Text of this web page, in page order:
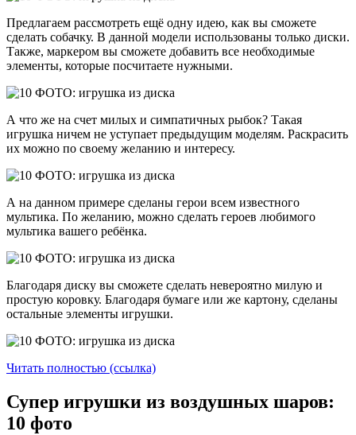
Предлагаем рассмотреть ещё одну идею, как вы сможете
сделать собачку. В данной модели использованы только диски.
Также, маркером вы сможете добавить все необходимые
элементы, которые посчитаете нужными.
А что же на счет милых и симпатичных рыбок? Такая
игрушка ничем не уступает предыдущим моделям. Раскрасить
их можно по своему желанию и интересу.
А на данном примере сделаны герои всем известного
мультика. По желанию, можно сделать героев любимого
мультика вашего ребёнка.
Благодаря диску вы сможете сделать невероятно милую и
простую коровку. Благодаря бумаге или же картону, сделаны
остальные элементы игрушки.
Читать полностью (ссылка)
Супер игрушки из воздушных шаров:
10 фото